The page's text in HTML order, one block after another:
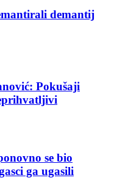
demantij
Pokušaji
se bio
ga ugasili